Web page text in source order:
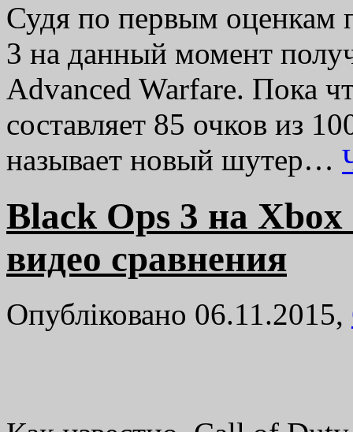
Судя по первым оценкам
3 на данный момент
Advanced Warfare. Пока
составляет 85 очков из
называет новый шутер…
Black Ops 3 на
видео сравнения
Опубліковано 06.11.2015,